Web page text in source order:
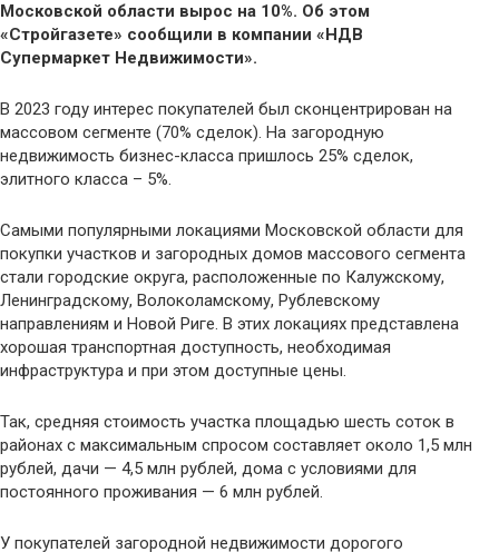
Московской области вырос на 10%. Об этом
«Стройгазете» сообщили в компании «НДВ
Супермаркет Недвижимости».
В 2023 году интерес покупателей был сконцентрирован на
массовом сегменте (70% сделок). На загородную
недвижимость бизнес-класса пришлось 25% сделок,
элитного класса – 5%.
Самыми популярными локациями Московской области для
покупки участков и загородных домов массового сегмента
стали городские округа, расположенные по Калужскому,
Ленинградскому, Волоколамскому, Рублевскому
направлениям и Новой Риге. В этих локациях представлена
хорошая транспортная доступность, необходимая
инфраструктура и при этом доступные цены.
Так, средняя стоимость участка площадью шесть соток в
районах с максимальным спросом составляет около 1,5 млн
рублей, дачи — 4,5 млн рублей, дома с условиями для
постоянного проживания — 6 млн рублей.
У покупателей загородной недвижимости дорогого